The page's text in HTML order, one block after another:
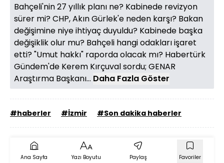
Bahçeli'nin 27 yıllık planı ne? Kabinede revizyon
sürer mi? CHP, Akın Gürlek'e neden karşı? Bakan
değişimine niye ihtiyaç duyuldu? Kabinede başka
değişiklik olur mu? Bahçeli hangi odakları işaret
etti? "Umut hakkı" raporda olacak mı? Habertürk
Gündem'de Kerem Kırçuval sordu; GENAR
Araştırma Başkanı... Daha Fazla Göster
#haberler #İzmir #Son dakika haberler
Ana Sayfa Yazı Boyutu Paylaş Favoriler